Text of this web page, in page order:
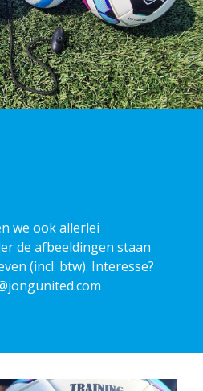
we ook allerlei
de afbeeldingen staan
(incl. btw). Interesse?